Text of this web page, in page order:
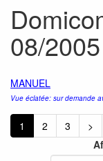
08/2005
MANUEL
Vue éclatée: sur demande
1 2 3 >